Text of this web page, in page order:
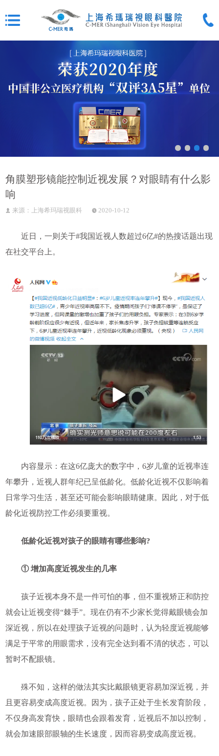
角膜塑形镜能控制近视发展？对眼睛有什么影
响
来源：上海希玛瑞视眼科 2020-10-12
近日，一则关于#我国近视人数超过6亿#的热搜话题出现
在社交平台上。
内容显示：在这6亿庞大的数字中，6岁儿童的近视率连
年攀升，近视人群年纪已呈低龄化。低龄化近视不仅影响着
日常学习生活，甚至还可能会影响眼睛健康。因此，对于低
龄化近视防控工作必须要重视。
低龄化近视对孩子的眼睛有哪些影响?
① 增加高度近视发生的几率
孩子近视本身不是一件可怕的事，但不重视矫正和防控
就会让近视变得“棘手”。现在仍有不少家长觉得戴眼镜会加
深近视，所以在处理孩子近视的问题时，认为轻度近视能够
满足于平常的用眼需求，没有完全达到看不清的状态，可以
暂时不配眼镜。
殊不知，这样的做法其实比戴眼镜更容易加深近视，并
且更容易变成高度近视。因为，孩子正处于生长发育阶段，
不仅身高发育快，眼睛也会跟着发育，近视后不加以控制，
就会加速眼部眼轴的生长速度，因而容易变成高度近视。